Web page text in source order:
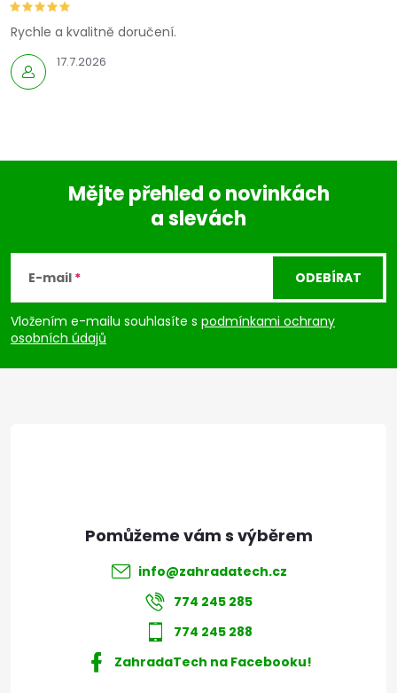
17.7.2026
Rychle a kvalitně doručení.
p
a
Mějte přehled o novinkách
a slevách
E-mail
Vložením e-mailu souhlasíte s podmínkami ochrany
osobních údajů
ODEBÍRAT
info@zahradatech.cz
774 245 285
774 245 288
ZahradaTech na Facebooku!